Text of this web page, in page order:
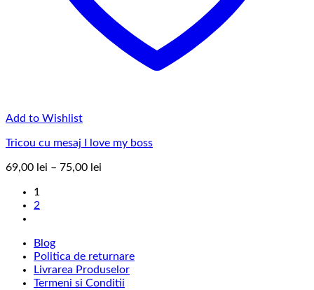
Add to Wishlist
Tricou cu mesaj I love my boss
69,00 lei – 75,00 lei
1
2
Blog
Politica de returnare
Livrarea Produselor
Termeni si Conditii